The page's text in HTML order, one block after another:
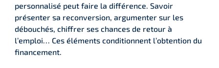
personnalisé peut faire la différence. Savoir
présenter sa reconversion, argumenter sur les
débouchés, chiffrer ses chances de retour à
l’emploi… Ces éléments conditionnent l’obtention du
financement.